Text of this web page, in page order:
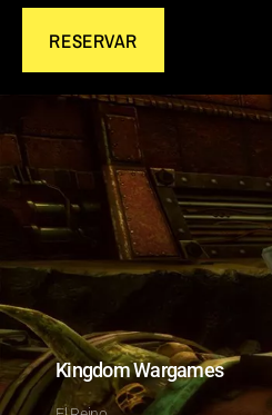
RESERVAR
Kingdom Wargames